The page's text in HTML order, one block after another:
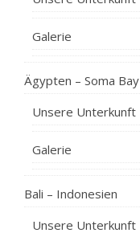
Galerie
Ägypten – Soma Bay
Unsere Unterkunft
Galerie
Bali – Indonesien
Unsere Unterkunft